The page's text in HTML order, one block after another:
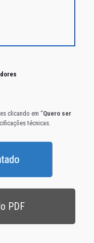
clicando em “Quero ser
técnicas.
PDF